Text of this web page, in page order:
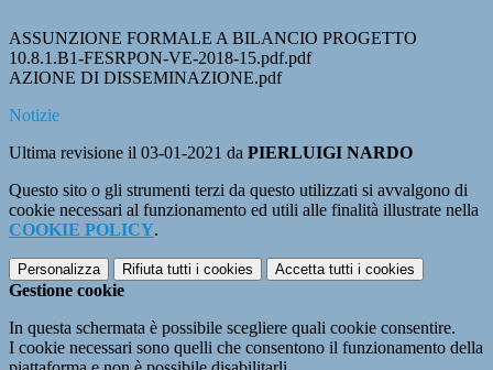
ASSUNZIONE FORMALE A BILANCIO PROGETTO
10.8.1.B1-FESRPON-VE-2018-15.pdf.pdf
AZIONE DI DISSEMINAZIONE.pdf
Notizie
Ultima revisione il 03-01-2021 da PIERLUIGI NARDO
Questo sito o gli strumenti terzi da questo utilizzati si avvalgono di
cookie necessari al funzionamento ed utili alle finalità illustrate nella
COOKIE POLICY.
Personalizza Rifiuta tutti i cookies Accetta tutti i cookies
Gestione cookie
In questa schermata è possibile scegliere quali cookie consentire.
I cookie necessari sono quelli che consentono il funzionamento della